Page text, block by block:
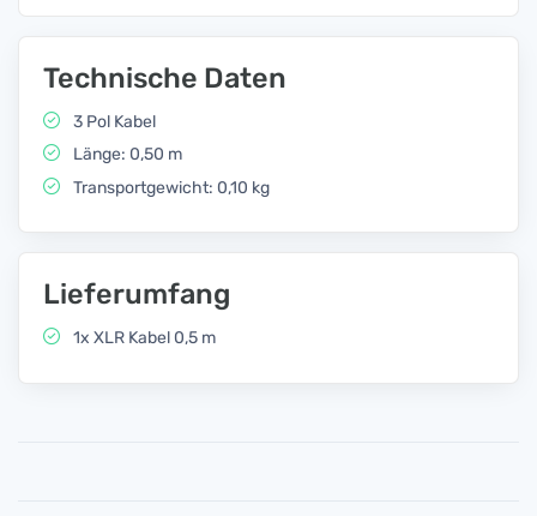
Technische Daten
3 Pol Kabel
Länge: 0,50 m
Transportgewicht: 0,10 kg
Lieferumfang
1x XLR Kabel 0,5 m